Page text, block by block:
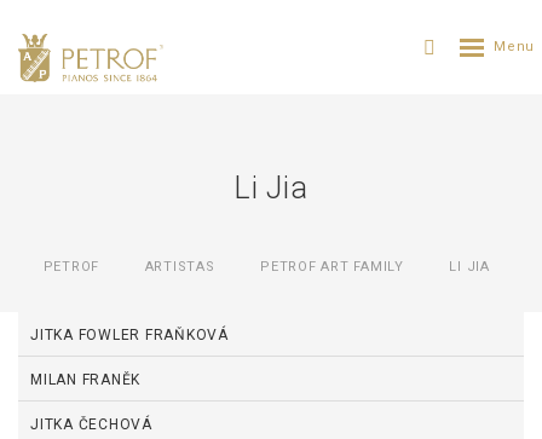
Li Jia
PETROF ARTISTAS PETROF ART FAMILY LI JIA
JITKA FOWLER FRAŇKOVÁ
MILAN FRANĚK
JITKA ČECHOVÁ